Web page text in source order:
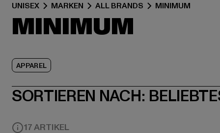
UNISEX MARKEN ALL BRANDS MINIMUM
MINIMUM
APPAREL
SORTIEREN NACH:
17 ARTIKEL